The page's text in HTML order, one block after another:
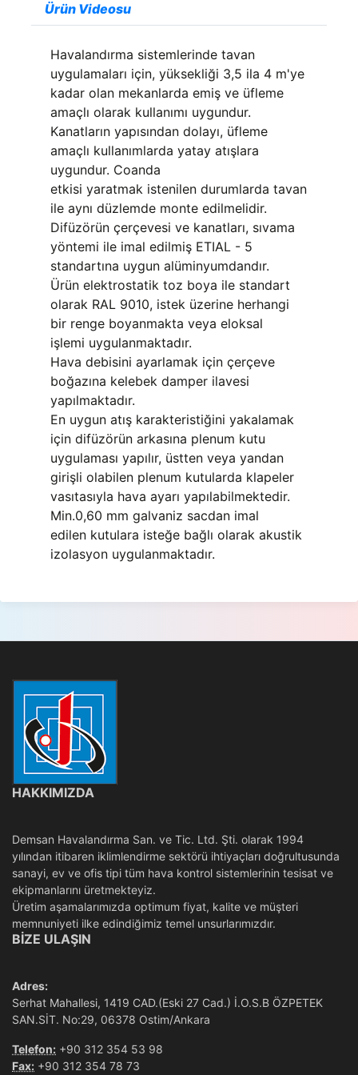
Ürün Videosu
Havalandırma sistemlerinde tavan
uygulamaları için, yüksekliği 3,5 ila 4 m'ye
kadar olan mekanlarda emiş ve üfleme
amaçlı olarak kullanımı uygundur.
Kanatların yapısından dolayı, üfleme
amaçlı kullanımlarda yatay atışlara
uygundur. Coanda
etkisi yaratmak istenilen durumlarda tavan
ile aynı düzlemde monte edilmelidir.
Difüzörün çerçevesi ve kanatları, sıvama
yöntemi ile imal edilmiş ETIAL - 5
standartına uygun alüminyumdandır.
Ürün elektrostatik toz boya ile standart
olarak RAL 9010, istek üzerine herhangi
bir renge boyanmakta veya eloksal
işlemi uygulanmaktadır.
Hava debisini ayarlamak için çerçeve
boğazına kelebek damper ilavesi
yapılmaktadır.
En uygun atış karakteristiğini yakalamak
için difüzörün arkasına plenum kutu
uygulaması yapılır, üstten veya yandan
girişli olabilen plenum kutularda klapeler
vasıtasıyla hava ayarı yapılabilmektedir.
Min.0,60 mm galvaniz sacdan imal
edilen kutulara isteğe bağlı olarak akustik
izolasyon uygulanmaktadır.
HAKKIMIZDA
Demsan Havalandırma San. ve Tic. Ltd. Şti. olarak 1994
yılından itibaren iklimlendirme sektörü ihtiyaçları doğrultusunda
sanayi, ev ve ofis tipi tüm hava kontrol sistemlerinin tesisat ve
ekipmanlarını üretmekteyiz.
Üretim aşamalarımızda optimum fiyat, kalite ve müşteri
memnuniyeti ilke edindiğimiz temel unsurlarımızdır.
BIZE ULAŞIN
Adres:
Serhat Mahallesi, 1419 CAD.(Eski 27 Cad.) İ.O.S.B ÖZPETEK
SAN.SİT. No:29, 06378 Ostim/Ankara
Telefon: +90 312 354 53 98
Fax: +90 312 354 78 73